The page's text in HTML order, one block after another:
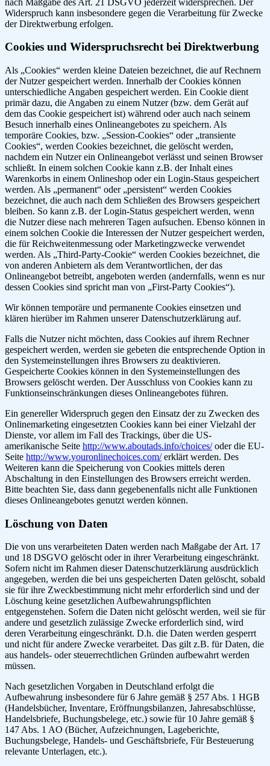
Widerspruch kann insbesondere gegen die Verarbeitung für Zwecke
der Direktwerbung erfolgen.
Cookies und Widerspruchsrecht bei Direktwerbung
Als „Cookies“ werden kleine Dateien bezeichnet, die auf Rechnern
der Nutzer gespeichert werden. Innerhalb der Cookies können
unterschiedliche Angaben gespeichert werden. Ein Cookie dient
primär dazu, die Angaben zu einem Nutzer (bzw. dem Gerät auf
dem das Cookie gespeichert ist) während oder auch nach seinem
Besuch innerhalb eines Onlineangebotes zu speichern. Als
temporäre Cookies, bzw. „Session-Cookies“ oder „transiente
Cookies“, werden Cookies bezeichnet, die gelöscht werden,
nachdem ein Nutzer ein Onlineangebot verlässt und seinen Browser
schließt. In einem solchen Cookie kann z.B. der Inhalt eines
Warenkorbs in einem Onlineshop oder ein Login-Staus gespeichert
werden. Als „permanent“ oder „persistent“ werden Cookies
bezeichnet, die auch nach dem Schließen des Browsers gespeichert
bleiben. So kann z.B. der Login-Status gespeichert werden, wenn
die Nutzer diese nach mehreren Tagen aufsuchen. Ebenso können in
einem solchen Cookie die Interessen der Nutzer gespeichert werden,
die für Reichweitenmessung oder Marketingzwecke verwendet
werden. Als „Third-Party-Cookie“ werden Cookies bezeichnet, die
von anderen Anbietern als dem Verantwortlichen, der das
Onlineangebot betreibt, angeboten werden (andernfalls, wenn es nur
dessen Cookies sind spricht man von „First-Party Cookies“).
Wir können temporäre und permanente Cookies einsetzen und
klären hierüber im Rahmen unserer Datenschutzerklärung auf.
Falls die Nutzer nicht möchten, dass Cookies auf ihrem Rechner
gespeichert werden, werden sie gebeten die entsprechende Option in
den Systemeinstellungen ihres Browsers zu deaktivieren.
Gespeicherte Cookies können in den Systemeinstellungen des
Browsers gelöscht werden. Der Ausschluss von Cookies kann zu
Funktionseinschränkungen dieses Onlineangebotes führen.
Ein genereller Widerspruch gegen den Einsatz der zu Zwecken des
Onlinemarketing eingesetzten Cookies kann bei einer Vielzahl der
Dienste, vor allem im Fall des Trackings, über die US-
amerikanische Seite http://www.aboutads.info/choices/oder die EU-
Seite http://www.youronlinechoices.com/erklärt werden. Des
Weiteren kann die Speicherung von Cookies mittels deren
Abschaltung in den Einstellungen des Browsers erreicht werden.
Bitte beachten Sie, dass dann gegebenenfalls nicht alle Funktionen
dieses Onlineangebotes genutzt werden können.
Löschung von Daten
Die von uns verarbeiteten Daten werden nach Maßgabe der Art. 17
und 18 DSGVO gelöscht oder in ihrer Verarbeitung eingeschränkt.
Sofern nicht im Rahmen dieser Datenschutzerklärung ausdrücklich
angegeben, werden die bei uns gespeicherten Daten gelöscht, sobald
sie für ihre Zweckbestimmung nicht mehr erforderlich sind und der
Löschung keine gesetzlichen Aufbewahrungspflichten
entgegenstehen. Sofern die Daten nicht gelöscht werden, weil sie für
andere und gesetzlich zulässige Zwecke erforderlich sind, wird
deren Verarbeitung eingeschränkt. D.h. die Daten werden gesperrt
und nicht für andere Zwecke verarbeitet. Das gilt z.B. für Daten, die
aus handels- oder steuerrechtlichen Gründen aufbewahrt werden
müssen.
Nach gesetzlichen Vorgaben in Deutschland erfolgt die
Aufbewahrung insbesondere für 6 Jahre gemäß § 257 Abs. 1 HGB
(Handelsbücher, Inventare, Eröffnungsbilanzen, Jahresabschlüsse,
Handelsbriefe, Buchungsbelege, etc.) sowie für 10 Jahre gemäß §
147 Abs. 1 AO (Bücher, Aufzeichnungen, Lageberichte,
Buchungsbelege, Handels- und Geschäftsbriefe, Für Besteuerung
relevante Unterlagen, etc.).